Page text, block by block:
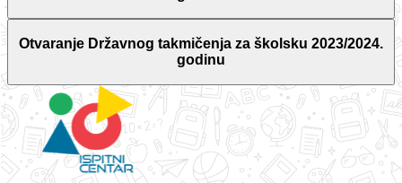
Otvaranje Državnog takmičenja za školsku 2023/2024.
godinu